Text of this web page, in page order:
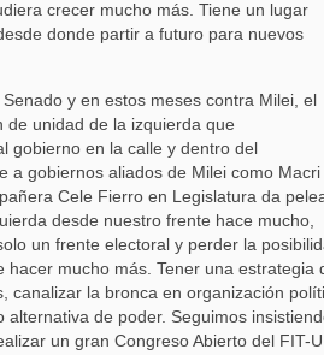
crecer mucho más. Tiene un lugar
donde partir a futuro para nuevos
y en estos meses contra Milei, el
de unidad de la izquierda que
gobierno en la calle y dentro del
a gobiernos aliados de Milei como Macri
Cele Fierro en Legislatura da
desde nuestro frente hace mucho,
un frente electoral y perder la
hacer mucho más. Tener una estrategia
canalizar la bronca en organización
alternativa de poder. Seguimos
un gran Congreso Abierto del FIT-U